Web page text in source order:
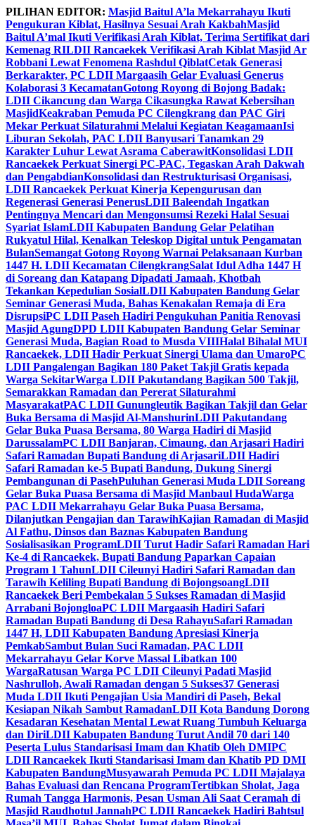
Skip
to
content
PILIHAN EDITOR: Masjid Baitul A’la Mekarrahayu Ikuti
Pengukuran Kiblat, Hasilnya Sesuai Arah KakbahMasjid
Baitul A’mal Ikuti Verifikasi Arah Kiblat, Terima Sertifikat dari
Kemenag RILDII Rancaekek Verifikasi Arah Kiblat Masjid Ar
Robbani Lewat Fenomena Rashdul QiblatCetak Generasi
Berkarakter, PC LDII Margaasih Gelar Evaluasi Generus
Kolaborasi 3 KecamatanGotong Royong di Bojong Badak:
LDII Cikancung dan Warga Cikasungka Rawat Kebersihan
MasjidKeakraban Pemuda PC Cilengkrang dan PAC Giri
Mekar Perkuat Silaturahmi Melalui Kegiatan KeagamaanIsi
Liburan Sekolah, PAC LDII Banyusari Tanamkan 29
Karakter Luhur Lewat Asrama CaberawitKonsolidasi LDII
Rancaekek Perkuat Sinergi PC-PAC, Tegaskan Arah Dakwah
dan PengabdianKonsolidasi dan Restrukturisasi Organisasi,
LDII Rancaekek Perkuat Kinerja Kepengurusan dan
Regenerasi Generasi PenerusLDII Baleendah Ingatkan
Pentingnya Mencari dan Mengonsumsi Rezeki Halal Sesuai
Syariat IslamLDII Kabupaten Bandung Gelar Pelatihan
Rukyatul Hilal, Kenalkan Teleskop Digital untuk Pengamatan
BulanSemangat Gotong Royong Warnai Pelaksanaan Kurban
1447 H. LDII Kecamatan CilengkrangSalat Idul Adha 1447 H
di Soreang dan Katapang Dipadati Jamaah, Khotbah
Tekankan Kepedulian SosialLDII Kabupaten Bandung Gelar
Seminar Generasi Muda, Bahas Kenakalan Remaja di Era
DisrupsiPC LDII Paseh Hadiri Pengukuhan Panitia Renovasi
Masjid AgungDPD LDII Kabupaten Bandung Gelar Seminar
Generasi Muda, Bagian Road to Musda VIIIHalal Bihalal MUI
Rancaekek, LDII Hadir Perkuat Sinergi Ulama dan UmaroPC
LDII Pangalengan Bagikan 180 Paket Takjil Gratis kepada
Warga SekitarWarga LDII Pakutandang Bagikan 500 Takjil,
Semarakkan Ramadan dan Pererat Silaturahmi
MasyarakatPAC LDII Gunungleutik Bagikan Takjil dan Gelar
Buka Bersama di Masjid Al-ManshurinLDII Pakutandang
Gelar Buka Puasa Bersama, 80 Warga Hadiri di Masjid
DarussalamPC LDII Banjaran, Cimaung, dan Arjasari Hadiri
Safari Ramadan Bupati Bandung di ArjasariLDII Hadiri
Safari Ramadan ke-5 Bupati Bandung, Dukung Sinergi
Pembangunan di PasehPuluhan Generasi Muda LDII Soreang
Gelar Buka Puasa Bersama di Masjid Manbaul HudaWarga
PAC LDII Mekarrahayu Gelar Buka Puasa Bersama,
Dilanjutkan Pengajian dan TarawihKajian Ramadan di Masjid
Al Fathu, Dinsos dan Baznas Kabupaten Bandung
Sosialisasikan ProgramLDII Turut Hadir Safari Ramadan Hari
Ke-4 di Rancaekek, Bupati Bandung Paparkan Capaian
Program 1 TahunLDII Cileunyi Hadiri Safari Ramadan dan
Tarawih Keliling Bupati Bandung di BojongsoangLDII
Rancaekek Beri Pembekalan 5 Sukses Ramadan di Masjid
Arrabani BojongloaPC LDII Margaasih Hadiri Safari
Ramadan Bupati Bandung di Desa RahayuSafari Ramadan
1447 H, LDII Kabupaten Bandung Apresiasi Kinerja
PemkabSambut Bulan Suci Ramadan, PAC LDII
Mekarrahayu Gelar Korve Massal Libatkan 100
WargaRatusan Warga PC LDII Cileunyi Padati Masjid
Nashrulloh, Awali Ramadan dengan 5 Sukses37 Generasi
Muda LDII Ikuti Pengajian Usia Mandiri di Paseh, Bekal
Kesiapan Nikah Sambut RamadanLDII Kota Bandung Dorong
Kesadaran Kesehatan Mental Lewat Ruang Tumbuh Keluarga
dan DiriLDII Kabupaten Bandung Turut Andil 70 dari 140
Peserta Lulus Standarisasi Imam dan Khatib Oleh DMIPC
LDII Rancaekek Ikuti Standarisasi Imam dan Khatib PD DMI
Kabupaten BandungMusyawarah Pemuda PC LDII Majalaya
Bahas Evaluasi dan Rencana ProgramTertibkan Sholat, Jaga
Rumah Tangga Harmonis, Pesan Usman Ali Saat Ceramah di
Masjid Raudhotul JannahPC LDII Rancaekek Hadiri Bahtsul